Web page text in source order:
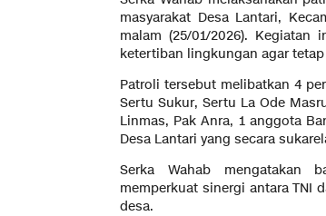
masyarakat Desa Lantari,
malam (25/01/2026). Kegiatan
ketertiban lingkungan agar
Patroli tersebut melibatkan 4
Sertu Sukur, Sertu La Ode
Linmas, Pak Anra, 1 anggota
Desa Lantari yang secara
Serka Wahab mengatakan
memperkuat sinergi antara TNI
desa.